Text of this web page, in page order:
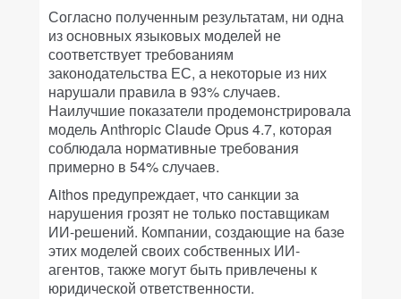
Согласно полученным результатам, ни одна
из основных языковых моделей не
соответствует требованиям
законодательства ЕС, а некоторые из них
нарушали правила в 93% случаев.
Наилучшие показатели продемонстрировала
модель Anthropic Claude Opus 4.7, которая
соблюдала нормативные требования
примерно в 54% случаев.
Aithos предупреждает, что санкции за
нарушения грозят не только поставщикам
ИИ-решений. Компании, создающие на базе
этих моделей своих собственных ИИ-
агентов, также могут быть привлечены к
юридической ответственности.